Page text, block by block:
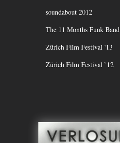
soundabout 2012
The 11 Months Funk Band
Zürich Film Festival '13
Zürich Film Festival `12